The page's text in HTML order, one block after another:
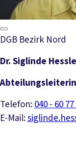
DGB Bezirk Nord
Dr. Siglinde
Abteilungsleiterin
Telefon:040 - 60
E-Mail: